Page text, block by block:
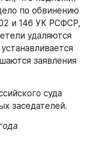
по обвинению
и 146 УК РСФСР,
удаляются
заявления
суда
заседателей.